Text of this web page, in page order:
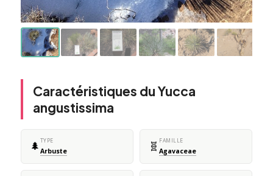
Caractéristiques du Yucca
angustissima
🌲 TYPE
Arbuste 🧬 FAMILLE
Agavaceae